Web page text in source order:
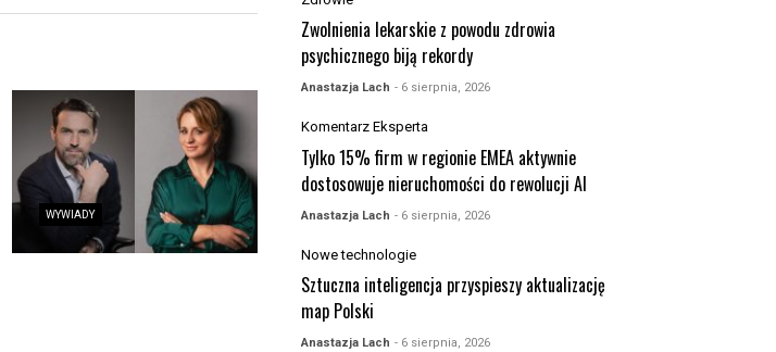
WYWIADY
Zwolnienia lekarskie z powodu zdrowia
psychicznego biją rekordy
Anastazja Lach - 6 sierpnia, 2026
Komentarz Eksperta
Tylko 15% firm w regionie EMEA aktywnie
dostosowuje nieruchomości do rewolucji AI
Anastazja Lach - 6 sierpnia, 2026
Nowe technologie
Sztuczna inteligencja przyspieszy aktualizację
map Polski
Anastazja Lach - 6 sierpnia, 2026